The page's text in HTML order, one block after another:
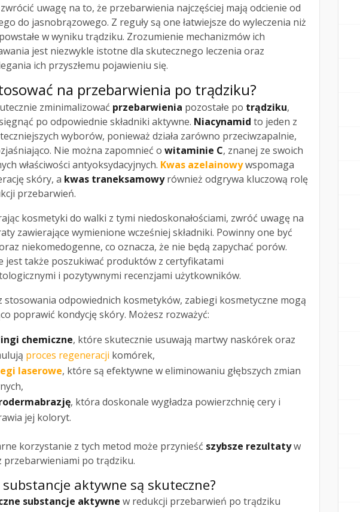
uwagę na to, że przebarwienia najczęściej mają odcienie od
do jasnobrązowego. Z reguły są one łatwiejsze do wyleczenia niż
w wyniku trądziku. Zrozumienie mechanizmów ich
jest niezwykle istotne dla skutecznego leczenia oraz
ich przyszłemu pojawieniu się.
na przebarwienia po trądziku?
zminimalizować przebarwienia pozostałe po trądziku,
po odpowiednie składniki aktywne. Niacynamid to jeden z
wyborów, ponieważ działa zarówno przeciwzapalnie,
Nie można zapomnieć o witaminie C, znanej ze swoich
właściwości antyoksydacyjnych. Kwas azelainowywspomaga
skóry, a kwas traneksamowyrównież odgrywa kluczową rolę
przebarwień.
kosmetyki do walki z tymi niedoskonałościami, zwróć uwagę na
zawierające wymienione wcześniej składniki. Powinny one być
niekomedogenne, co oznacza, że nie będą zapychać porów.
jest także poszukiwać produktów z certyfikatami
i pozytywnymi recenzjami użytkowników.
stosowania odpowiednich kosmetyków, zabiegi kosmetyczne mogą
poprawić kondycję skóry. Możesz rozważyć:
chemiczne, które skutecznie usuwają martwy naskórek oraz
proces regeneracji komórek,
laserowe, które są efektywne w eliminowaniu głębszych zmian
, która doskonale wygładza powierzchnię cery i
jej koloryt.
korzystanie z tych metod może przynieść szybsze rezultatyw
przebarwieniami po trądziku.
substancje aktywne są skuteczne?
substancje aktywne w redukcji przebarwień po trądziku